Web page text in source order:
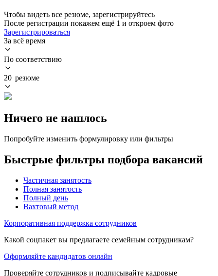
Чтобы видеть все резюме, зарегистрируйтесь
После регистрации покажем ещё 1 и откроем фото
Зарегистрироваться
За всё время
По соответствию
20 резюме
Ничего не нашлось
Попробуйте изменить формулировку или фильтры
Быстрые фильтры подбора вакансий
Частичная занятость
Полная занятость
Полный день
Вахтовый метод
Корпоративная поддержка сотрудников
Какой соцпакет вы предлагаете семейным сотрудникам?
Оформляйте кандидатов онлайн
Проверяйте сотрудников и подписывайте кадровые